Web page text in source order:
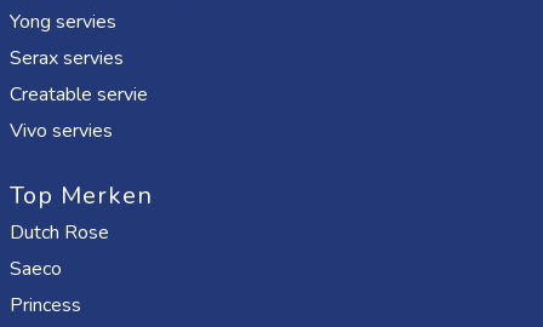
Yong servies
Serax servies
Creatable servie
Vivo servies
Top Merken
Dutch Rose
Saeco
Princess